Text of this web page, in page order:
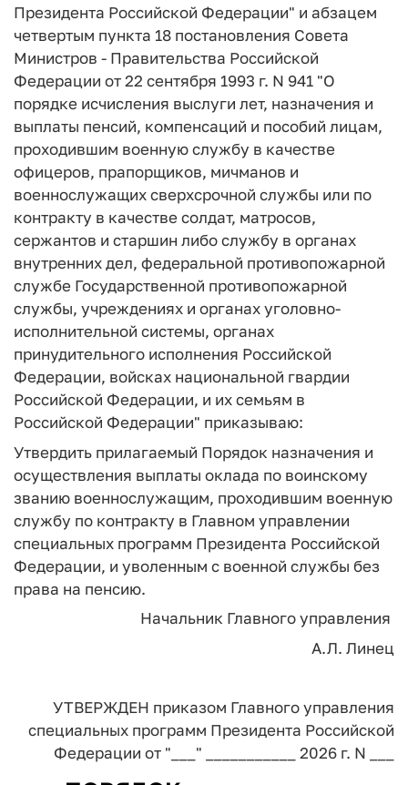
Президента Российской Федерации" и абзацем
четвертым пункта 18 постановления Совета
Министров - Правительства Российской
Федерации от 22 сентября 1993 г. N 941 "О
порядке исчисления выслуги лет, назначения и
выплаты пенсий, компенсаций и пособий лицам,
проходившим военную службу в качестве
офицеров, прапорщиков, мичманов и
военнослужащих сверхсрочной службы или по
контракту в качестве солдат, матросов,
сержантов и старшин либо службу в органах
внутренних дел, федеральной противопожарной
службе Государственной противопожарной
службы, учреждениях и органах уголовно-
исполнительной системы, органах
принудительного исполнения Российской
Федерации, войсках национальной гвардии
Российской Федерации, и их семьям в
Российской Федерации" приказываю:
Утвердить прилагаемый Порядок назначения и
осуществления выплаты оклада по воинскому
званию военнослужащим, проходившим военную
службу по контракту в Главном управлении
специальных программ Президента Российской
Федерации, и уволенным с военной службы без
права на пенсию.
Начальник Главного управления
А.Л. Линец
УТВЕРЖДЕН приказом Главного управления
специальных программ Президента Российской
Федерации от "___" ___________ 2026 г. N ___